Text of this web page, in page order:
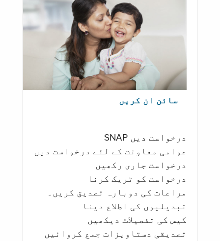
سائن ان کریں
درخواست دیں SNAP
عوامی معاونت کے لئے درخواست دیں
درخواست جاری رکھیں
درخواست کو ٹریک کرنا
مراعات کی دوبارہ تصدیق کریں۔
تبدیلیوں کی اطلاع دینا
کیس کی تفصیلات دیکھیں
تصدیقی دستاویزات جمع کروائیں